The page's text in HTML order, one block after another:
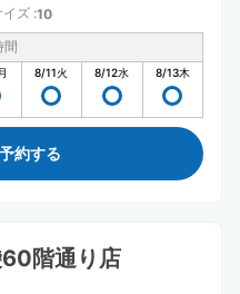
イズ :10
間
月 8/11火 8/12水 8/13木
約する
階通り店